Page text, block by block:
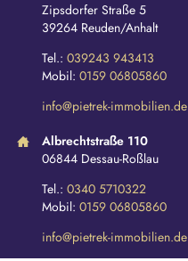
Zipsdorfer Straße 5
39264 Reuden/Anhalt
Tel.: 039243 943413
Mobil: 0159 06805860
info@pietrek-immobilien.de
Albrechtstraße 110
06844 Dessau-Roßlau
Tel.: 0340 5710322
Mobil: 0159 06805860
info@pietrek-immobilien.de